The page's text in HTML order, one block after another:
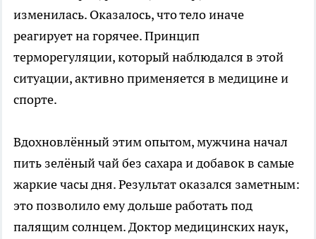
изменилась. Оказалось, что тело иначе
реагирует на горячее. Принцип
терморегуляции, который наблюдался в этой
ситуации, активно применяется в медицине и
спорте.
Вдохновлённый этим опытом, мужчина начал
пить зелёный чай без сахара и добавок в самые
жаркие часы дня. Результат оказался заметным:
это позволило ему дольше работать под
палящим солнцем. Доктор медицинских наук,